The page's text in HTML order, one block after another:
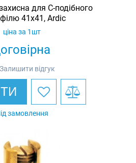
для С-подібного
41х41, Ardic
ціна за 1шт
Залишити відгук
замовлення